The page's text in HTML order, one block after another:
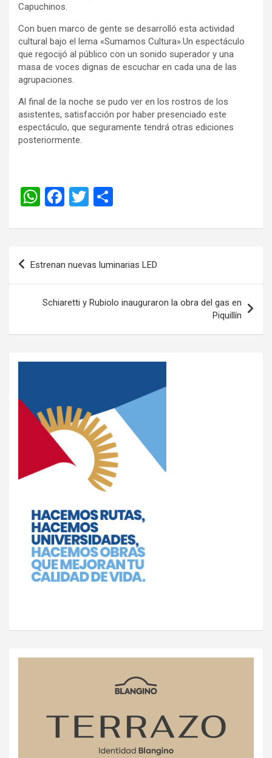
Capuchinos.
Con buen marco de gente se desarrolló esta actividad
cultural bajo el lema «Sumamos Cultura».Un espectáculo
que regocijó al público con un sonido superador y una
masa de voces dignas de escuchar en cada una de las
agrupaciones.
Al final de la noche se pudo ver en los rostros de los
asistentes, satisfacción por haber presenciado este
espectáculo, que seguramente tendrá otras ediciones
posteriormente.
W
at
A
p
p
F
ce
o
o
k
T
tt
er
m
p
ar
tir
Estrenan nuevas luminarias LED
Schiaretti y Rubiolo inauguraron la obra del gas en
Piquillín